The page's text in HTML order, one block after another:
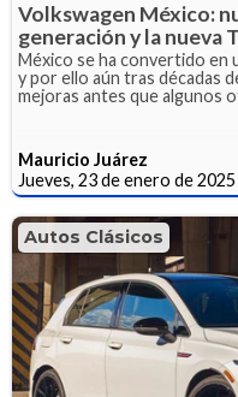
Volkswagen México:
generación y la nueva
México se ha convertido en
y por ello aún tras décadas
mejoras antes que algunos
Mauricio Juárez
Jueves, 23 de enero de 2025
Autos Clásicos